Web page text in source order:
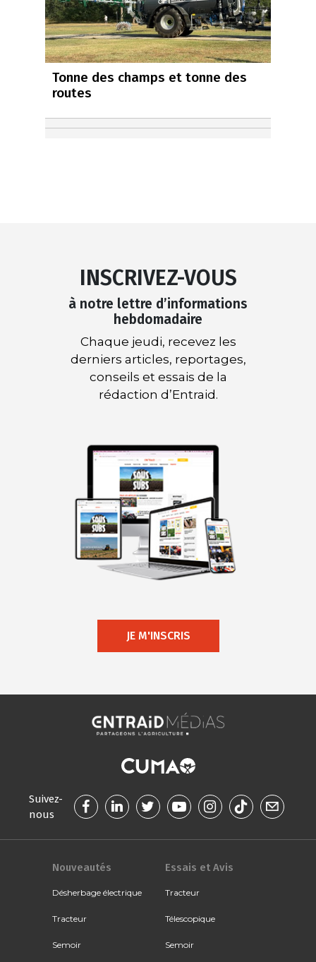
Tonne des champs et tonne des
routes
INSCRIVEZ-VOUS
à notre lettre d’informations
hebdomadaire
Chaque jeudi, recevez les
derniers articles, reportages,
conseils et essais de la
rédaction d’Entraid.
JE M'INSCRIS
Suivez-
nous
Nouveautés
Désherbage électrique
Tracteur
Semoir
Essais et Avis
Tracteur
Télescopique
Semoir